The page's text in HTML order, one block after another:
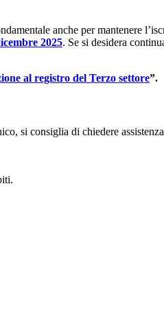
anche per mantenere
2025. Se si desidera
al registro del Terzo settore”.
si consiglia di chiedere